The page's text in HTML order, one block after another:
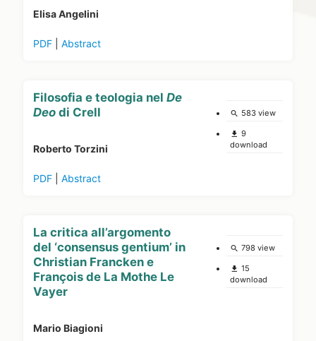
Elisa Angelini
PDF| Abstract
Filosofia e teologia nel De
Deodi Crell
Roberto Torzini
PDF| Abstract
search 583 view
file_download 9
download
La critica all’argomento
del ‘consensus gentium’ in
Christian Francken e
François de La Mothe Le
Vayer
Mario Biagioni
search 798 view
file_download 15
download